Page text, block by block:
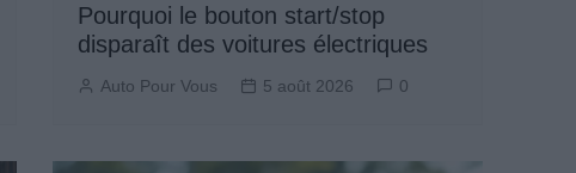
Pourquoi le bouton start/stop
disparaît des voitures électriques
Auto Pour Vous 5 août 2026 0